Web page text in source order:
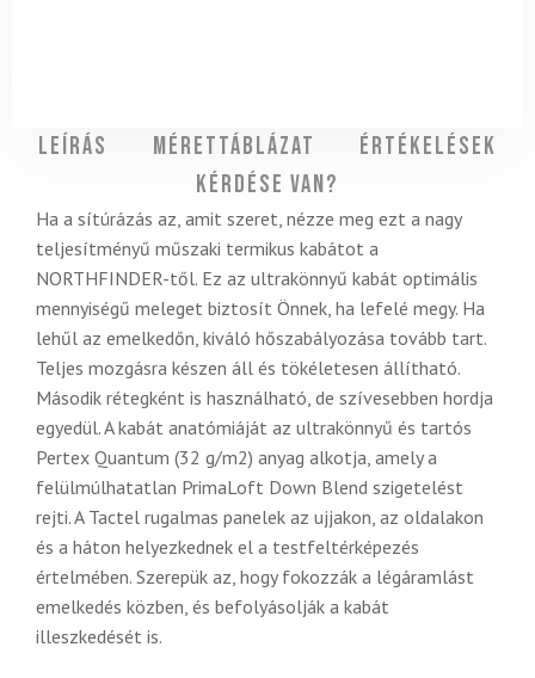
Leírás Mérettáblázat
Értékelések
Kérdése van?
Ha a sítúrázás az, amit szeret, nézze meg ezt a nagy
teljesítményű műszaki termikus kabátot a
NORTHFINDER-től. Ez az ultrakönnyű kabát optimális
mennyiségű meleget biztosít Önnek, ha lefelé megy. Ha
lehűl az emelkedőn, kiváló hőszabályozása tovább tart.
Teljes mozgásra készen áll és tökéletesen állítható.
Második rétegként is használható, de szívesebben hordja
egyedül. A kabát anatómiáját az ultrakönnyű és tartós
Pertex Quantum (32 g/m2) anyag alkotja, amely a
felülmúlhatatlan PrimaLoft Down Blend szigetelést
rejti. A Tactel rugalmas panelek az ujjakon, az oldalakon
és a háton helyezkednek el a testfeltérképezés
értelmében. Szerepük az, hogy fokozzák a légáramlást
emelkedés közben, és befolyásolják a kabát
illeszkedését is.